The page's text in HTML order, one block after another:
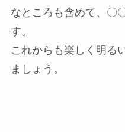
なところも含めて、〇
す。
これからも楽しく明る
ましょう。